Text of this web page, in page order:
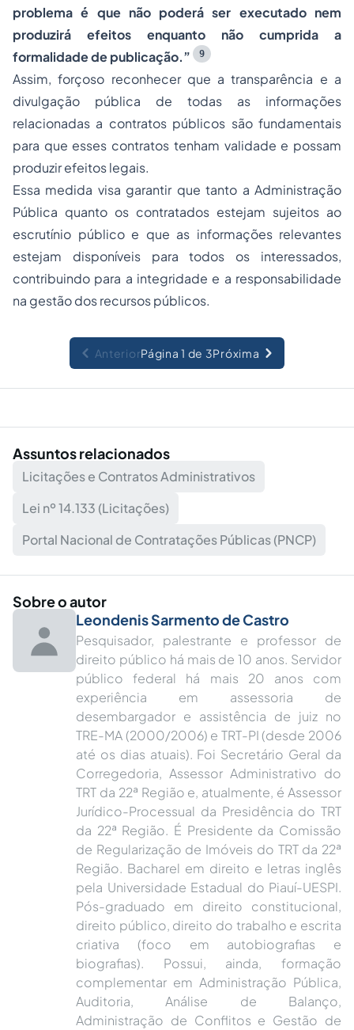
problema é que não poderá ser executado nem
produzirá efeitos enquanto não cumprida a
formalidade de publicação.”
9
Assim, forçoso reconhecer que a transparência e a
divulgação pública de todas as informações
relacionadas a contratos públicos são fundamentais
para que esses contratos tenham validade e possam
produzir efeitos legais.
Essa medida visa garantir que tanto a Administração
Pública quanto os contratados estejam sujeitos ao
escrutínio público e que as informações relevantes
estejam disponíveis para todos os interessados,
contribuindo para a integridade e a responsabilidade
na gestão dos recursos públicos.
AnteriorPágina 1 de 3Próxima
Assuntos relacionados
Licitações e Contratos Administrativos
Lei nº 14.133 (Licitações)
Portal Nacional de Contratações Públicas (PNCP)
Sobre o autor
Leondenis Sarmento de Castro
Pesquisador, palestrante e professor de
direito público há mais de 10 anos. Servidor
público federal há mais 20 anos com
experiência em assessoria de
desembargador e assistência de juiz no
TRE-MA (2000/2006) e TRT-PI (desde 2006
até os dias atuais). Foi Secretário Geral da
Corregedoria, Assessor Administrativo do
TRT da 22ª Região e, atualmente, é Assessor
Jurídico-Processual da Presidência do TRT
da 22ª Região. É Presidente da Comissão
de Regularização de Imóveis do TRT da 22ª
Região. Bacharel em direito e letras inglês
pela Universidade Estadual do Piauí-UESPI.
Pós-graduado em direito constitucional,
direito público, direito do trabalho e escrita
criativa (foco em autobiografias e
biografias). Possui, ainda, formação
complementar em Administração Pública,
Auditoria, Análise de Balanço,
Administração de Conflitos e Gestão de